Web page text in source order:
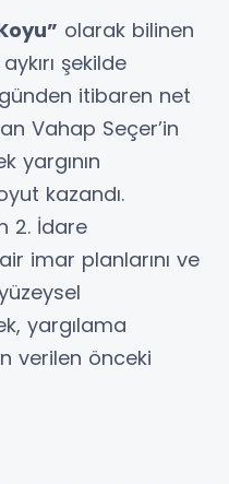
olarak bilinen
şekilde
itibaren net
Vahap Seçer’in
yargının
kazandı.
2. İdare
imar planlarını ve
yargılama
verilen önceki